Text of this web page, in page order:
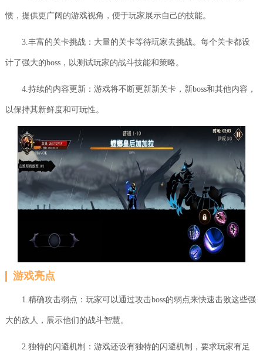
惯，提供更广阔的游戏视角，便于玩家展示自己的技能。
3.丰富的关卡挑战：大量的关卡等待玩家去挑战。每个关卡都设
计了强大的boss，以测试玩家的战斗技能和策略。
4.持续的内容更新：游戏将不断更新新关卡，新boss和其他内容，
以保持其新鲜度和可玩性。
游戏亮点
1.精确攻击弱点：玩家可以通过攻击boss的弱点来快速击败这些强
大的敌人，展示他们的战斗智慧。
2.独特的闪避机制：游戏还设有独特的闪避机制，要求玩家有足